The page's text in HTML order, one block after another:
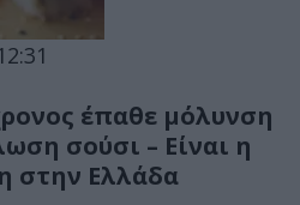
έπαθε μόλυνση
σούσι – Είναι η
στην Ελλάδα